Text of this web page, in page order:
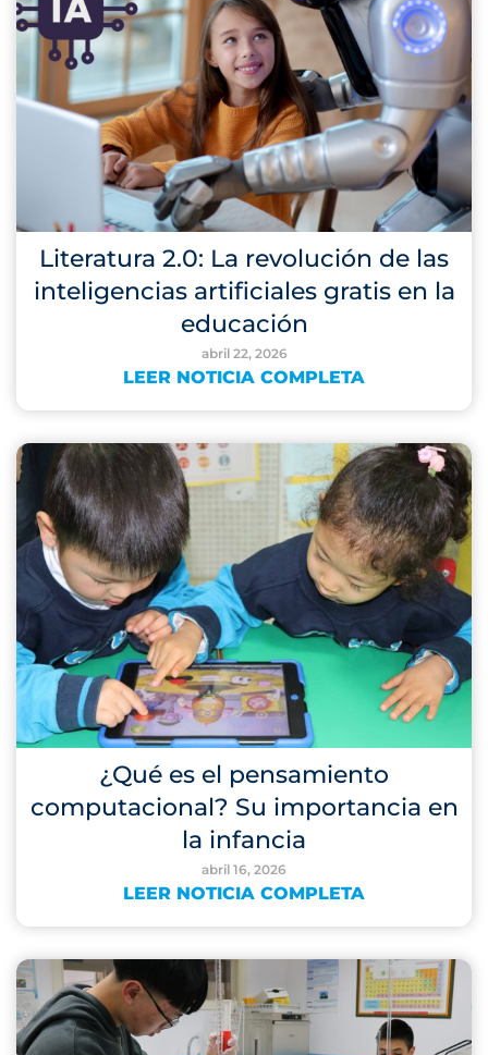
Literatura 2.0: La revolución de las
inteligencias artificiales gratis en la
educación
abril 22, 2026
LEER NOTICIA COMPLETA
¿Qué es el pensamiento
computacional? Su importancia en
la infancia
abril 16, 2026
LEER NOTICIA COMPLETA